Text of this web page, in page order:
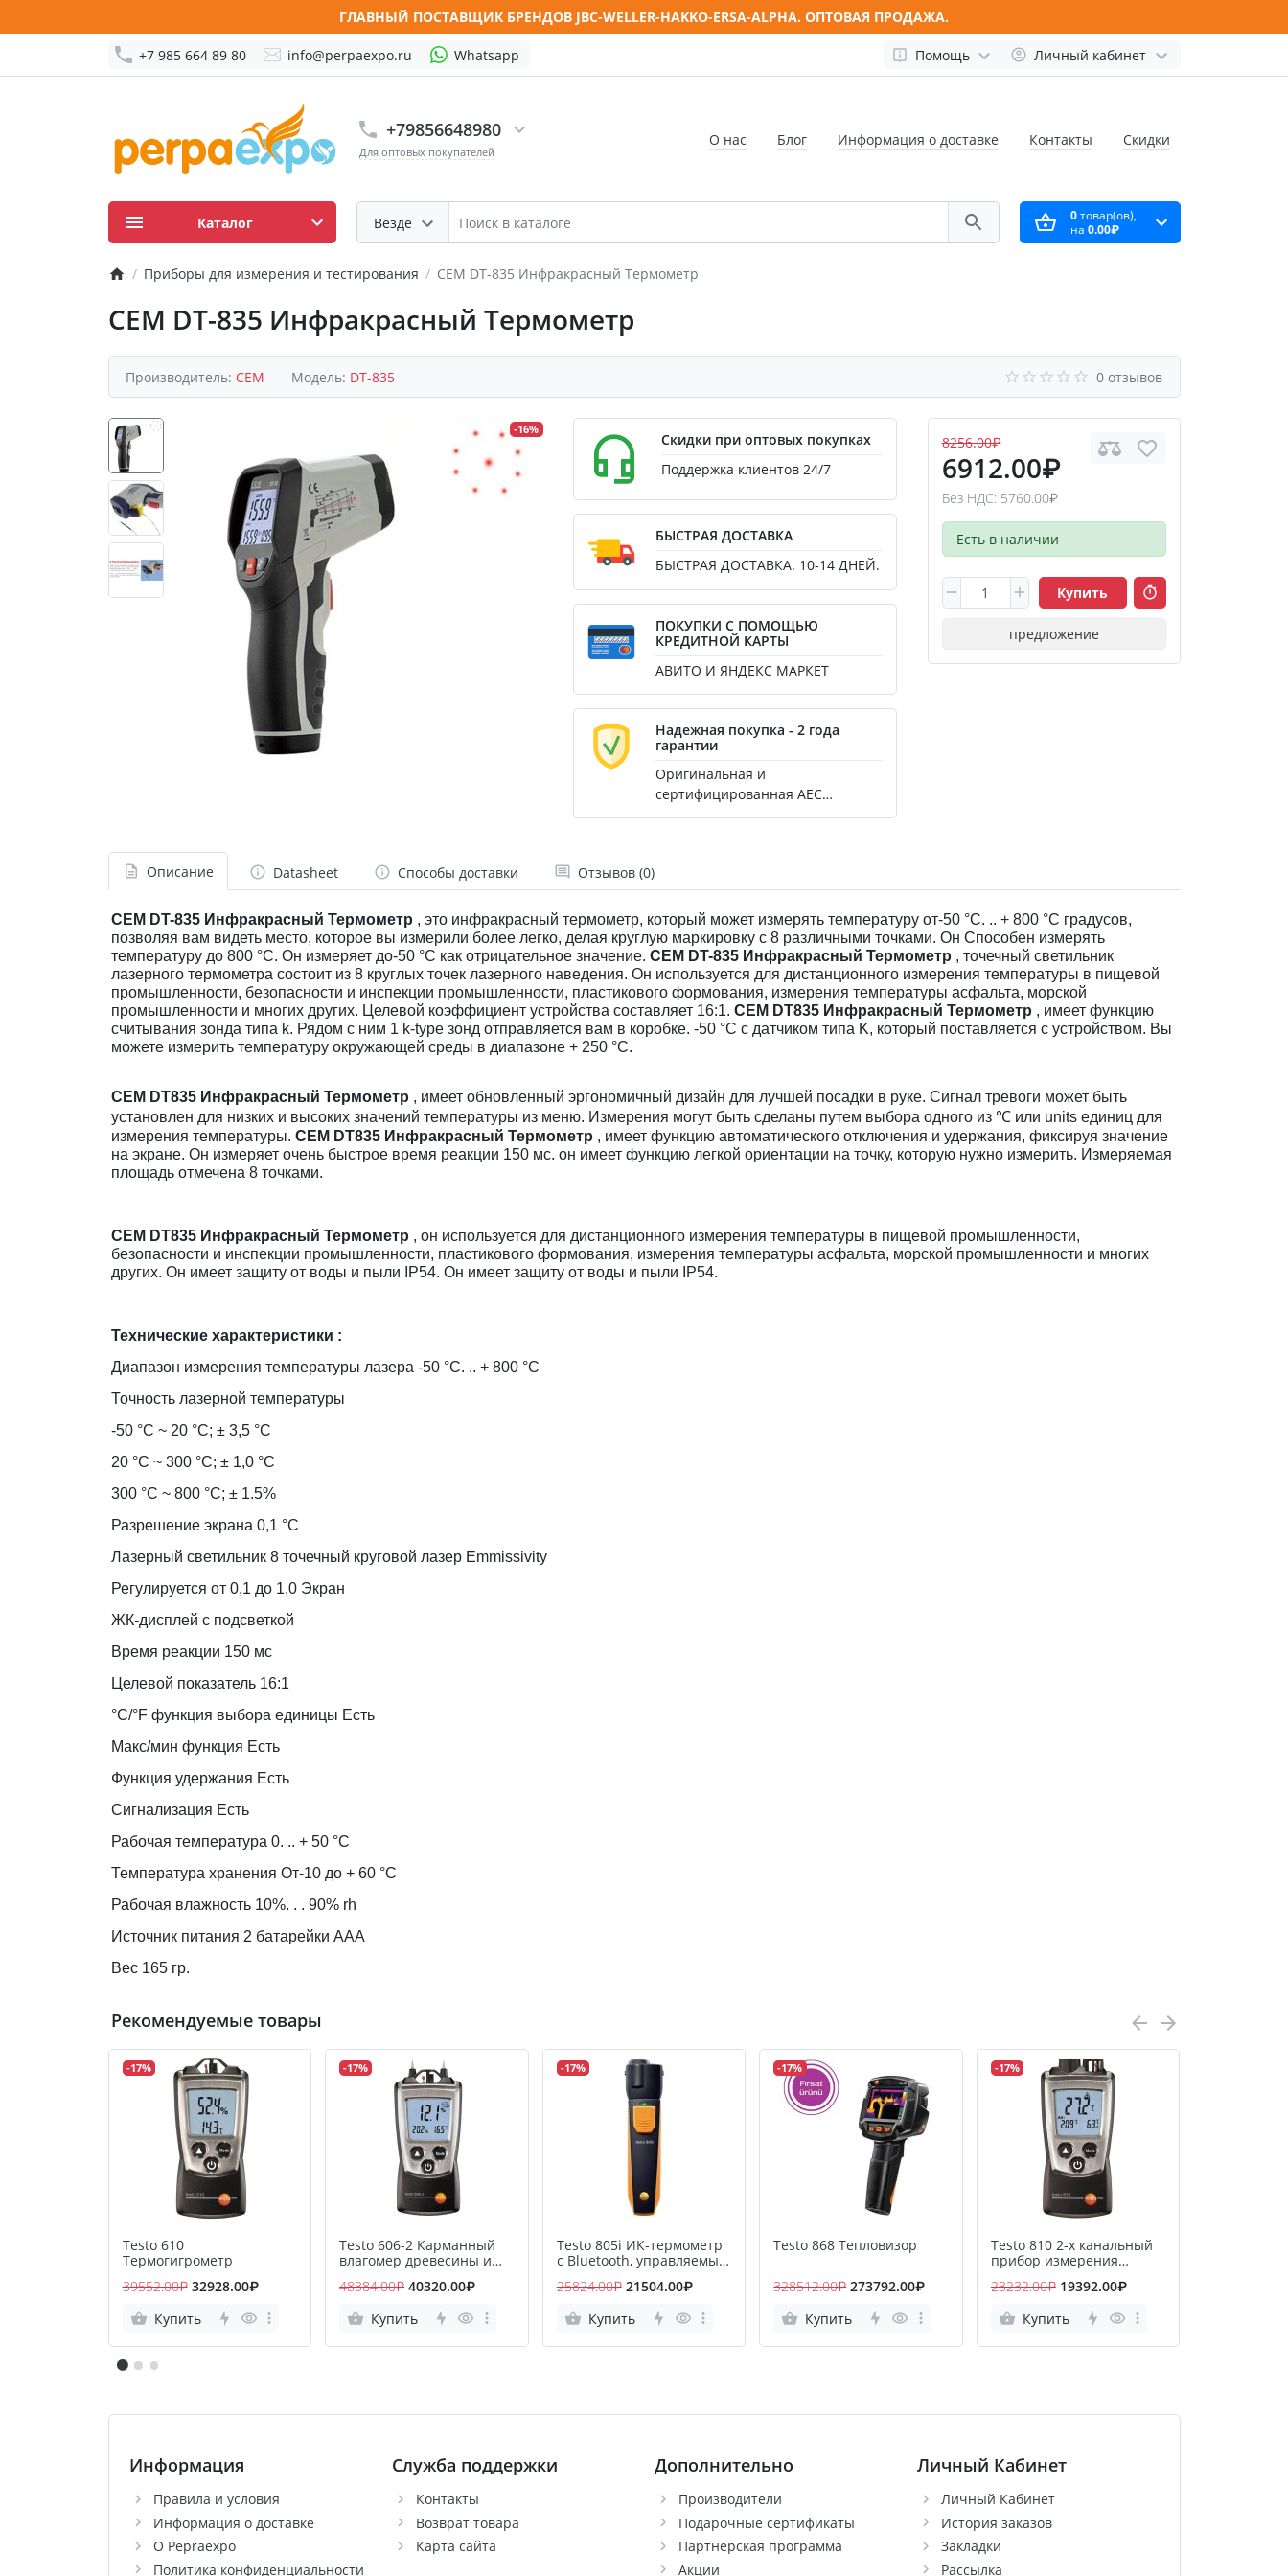
ГЛАВНЫЙ ПОСТАВЩИК БРЕНДОВ JBC-WELLER-HAKKO-ERSA-ALPHA. ОПТОВАЯ ПРОДАЖА.
+7 985 664 89 80 info@perpaexpo.ru Whatsapp Помощь Личный кабинет
+79856648980
Для оптовых покупателей
Везде
О нас Блог Информация о доставке Контакты Скидки
0товар(ов),
на 0.00₽
Каталог
Приборы для измерения и тестирования CEM DT-835 Инфракрасный Термометр
CEM DT-835 Инфракрасный Термометр
Производитель: CEM Модель: DT-835 0 отзывов
-16%
8256.00₽
6912.00₽
Без НДС: 5760.00₽
Есть в наличии
Купить
предложение
Скидки при оптовых покупках
Поддержка клиентов 24/7
БЫСТРАЯ ДОСТАВКА
БЫСТРАЯ ДОСТАВКА. 10-14 ДНЕЙ.
ПОКУПКИ С ПОМОЩЬЮ
КРЕДИТНОЙ КАРТЫ
АВИТО И ЯНДЕКС МАРКЕТ
Надежная покупка - 2 года
гарантии
Оригинальная и
сертифицированная AEC
продукция
Описание Datasheet Способы доставки Отзывов (0)
CEM DT-835 Инфракрасный Термометр , это инфракрасный термометр, который может измерять температуру от-50 °C. .. + 800 °C градусов,
позволяя вам видеть место, которое вы измерили более легко, делая круглую маркировку с 8 различными точками. Он Способен измерять
температуру до 800 °C. Он измеряет до-50 °C как отрицательное значение. CEM DT-835 Инфракрасный Термометр , точечный светильник
лазерного термометра состоит из 8 круглых точек лазерного наведения. Он используется для дистанционного измерения температуры в пищевой
промышленности, безопасности и инспекции промышленности, пластикового формования, измерения температуры асфальта, морской
промышленности и многих других. Целевой коэффициент устройства составляет 16:1. CEM DT835 Инфракрасный Термометр , имеет функцию
считывания зонда типа k. Рядом с ним 1 k-type зонд отправляется вам в коробке. -50 °C с датчиком типа K, который поставляется с устройством. Вы
можете измерить температуру окружающей среды в диапазоне + 250 °C.
CEM DT835 Инфракрасный Термометр , имеет обновленный эргономичный дизайн для лучшей посадки в руке. Сигнал тревоги может быть
установлен для низких и высоких значений температуры из меню. Измерения могут быть сделаны путем выбора одного из ℃ или units единиц для
измерения температуры. CEM DT835 Инфракрасный Термометр , имеет функцию автоматического отключения и удержания, фиксируя значение
на экране. Он измеряет очень быстрое время реакции 150 мс. он имеет функцию легкой ориентации на точку, которую нужно измерить. Измеряемая
площадь отмечена 8 точками.
CEM DT835 Инфракрасный Термометр , он используется для дистанционного измерения температуры в пищевой промышленности,
безопасности и инспекции промышленности, пластикового формования, измерения температуры асфальта, морской промышленности и многих
других. Он имеет защиту от воды и пыли IP54. Он имеет защиту от воды и пыли IP54.
Технические характеристики :
Диапазон измерения температуры лазера -50 °C. .. + 800 °C
Точность лазерной температуры
-50 °C ~ 20 °C; ± 3,5 °C
20 °C ~ 300 °C; ± 1,0 °C
300 °C ~ 800 °C; ± 1.5%
Разрешение экрана 0,1 °C
Лазерный светильник 8 точечный круговой лазер Emmissivity
Регулируется от 0,1 до 1,0 Экран
ЖК-дисплей с подсветкой
Время реакции 150 мс
Целевой показатель 16:1
°C/°F функция выбора единицы Есть
Макс/мин функция Есть
Функция удержания Есть
Сигнализация Есть
Рабочая температура 0. .. + 50 °C
Температура хранения От-10 до + 60 °C
Рабочая влажность 10%. . . 90% rh
Источник питания 2 батарейки AAA
Вес 165 гр.
Рекомендуемые товары
-17%
Testo 610
Термогигрометр
39552.00₽ 32928.00₽
Купить
-17%
Testo 606-2 Карманный
влагомер древесины и
48384.00₽ 40320.00₽
Купить
-17%
Testo 805i ИК-термометр
с Bluetooth, управляемый
25824.00₽ 21504.00₽
Купить
-17%
Testo 868 Тепловизор
328512.00₽ 273792.00₽
Купить
-17%
Testo 810 2-х канальный
прибор измерения
термометром
23232.00₽ 19392.00₽
Купить
Информация
Правила и условия
Информация о доставке
О Pepraexpo
Политика конфиденциальности
Служба поддержки
Контакты
Возврат товара
Карта сайта
Дополнительно
Производители
Подарочные сертификаты
Партнерская программа
Акции
Личный Кабинет
Личный Кабинет
История заказов
Закладки
Рассылка